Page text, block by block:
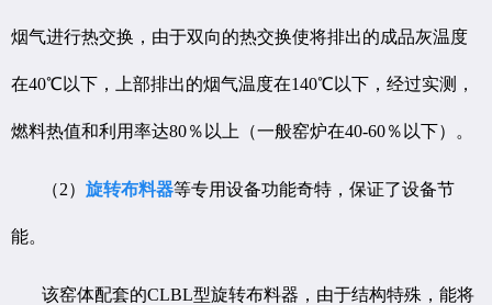
烟气进行热交换，由于双向的热交换使将排出的成品灰温度
在40℃以下，上部排出的烟气温度在140℃以下，经过实测，
燃料热值和利用率达80％以上（一般窑炉在40-60％以下）。
（2） 旋转布料器等专用设备功能奇特，保证了设备节
能。
该窑体配套的CLBL型旋转布料器，由于结构特殊，能将